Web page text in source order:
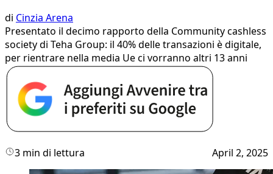
di Cinzia Arena
Presentato il decimo rapporto della Community cashless
society di Teha Group: il 40% delle transazioni è digitale,
per rientrare nella media Ue ci vorranno altri 13 anni
3 min di lettura April 2, 2025